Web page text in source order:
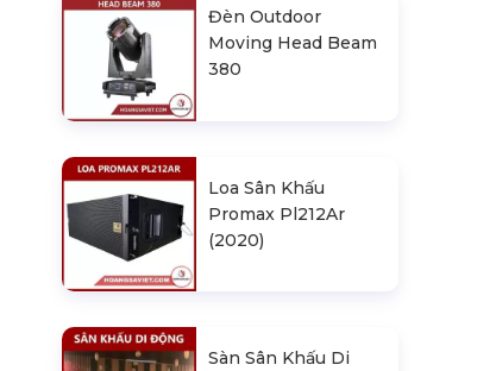
Đèn Outdoor
Moving Head Beam
380
Loa Sân Khấu
Promax Pl212Ar
(2020)
Sàn Sân Khấu Di